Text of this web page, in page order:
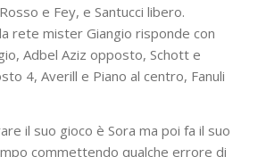
e Fey, e Santucci libero.
rete mister Giangio risponde con
Adbel Aziz opposto, Schott e
4, Averill e Piano al centro, Fanuli
il suo gioco è Sora ma poi fa il suo
commettendo qualche errore di